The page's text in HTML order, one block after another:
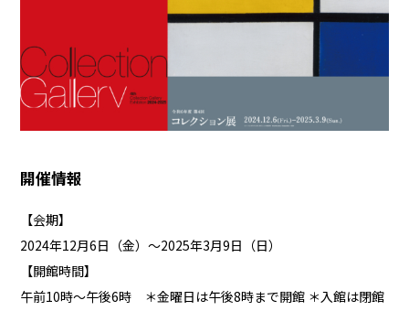
開催情報
【会期】
2024年12月6日（金）～2025年3月9日（日）
【開館時間】
午前10時～午後6時 ＊金曜日は午後8時まで開館 ＊入館は閉館